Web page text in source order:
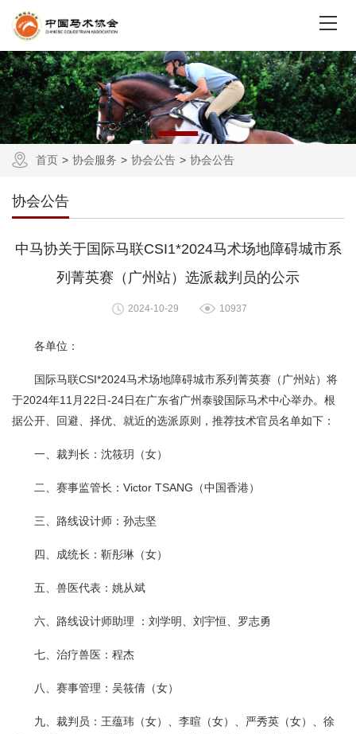
首页 协会服务 协会公告 协会公告
协会公告
中马协关于国际马联CSI1*2024马术场地障碍城市系
列菁英赛（广州站）选派裁判员的公示
2024-10-29 10937
各单位：
国际马联CSI*2024马术场地障碍城市系列菁英赛（广州站）将
于2024年11月22日-24日在广东省广州泰骏国际马术中心举办。根
据公开、回避、择优、就近的选派原则，推荐技术官员名单如下：
一、裁判长：沈筱玥（女）
二、赛事监管长：Victor TSANG（中国香港）
三、路线设计师：孙志坚
四、成统长：靳彤琳（女）
五、兽医代表：姚从斌
六、路线设计师助理 ：刘学明、刘宇恒、罗志勇
七、治疗兽医：程杰
八、赛事管理：吴筱倩（女）
九、裁判员：王蕴玮（女）、李暄（女）、严秀英（女）、徐